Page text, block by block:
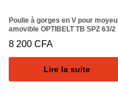
Poulie à gorges en V pour moyeu
amovible OPTIBELT TB SPZ 63/2
8 200 CFA
Lire la suite